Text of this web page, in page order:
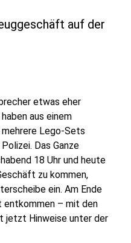
auf der
etwas eher
aus einem
Lego-Sets
Das Ganze
18 Uhr und heute
zu kommen,
ein. Am Ende
entkommen – mit den
jetzt Hinweise unter der